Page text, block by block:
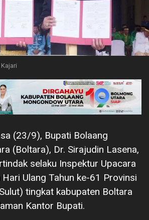
(23/9), Bupati Bolaang
(Boltara), Dr. Sirajudin Lasena,
selaku Inspektur Upacara
Ulang Tahun ke-61 Provinsi
tingkat kabupaten Boltara
Kantor Bupati.